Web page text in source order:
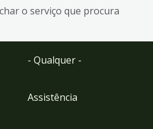
o serviço que procura
- Qualquer -
Assistência